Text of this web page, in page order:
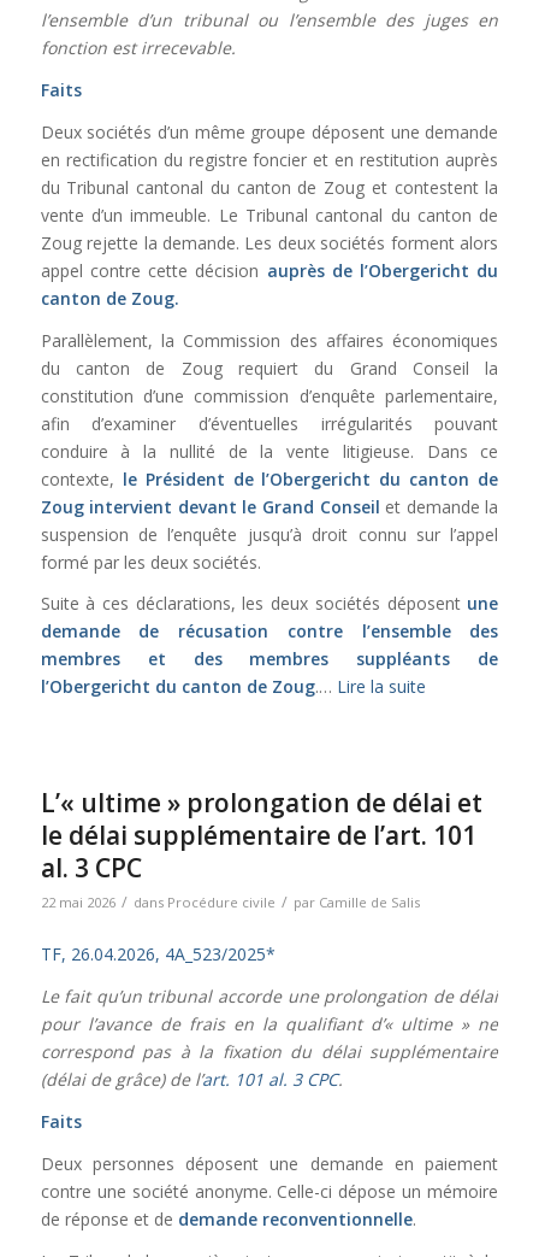
l’ensemble d’un tribunal ou l’ensemble des juges en
fonction est irrecevable.
Faits
Deux sociétés d’un même groupe déposent une demande
en rectification du registre foncier et en restitution auprès
du Tribunal cantonal du canton de Zoug et contestent la
vente d’un immeuble. Le Tribunal cantonal du canton de
Zoug rejette la demande. Les deux sociétés forment alors
appel contre cette décision auprès de l’Obergericht du
canton de Zoug.
Parallèlement, la Commission des affaires économiques
du canton de Zoug requiert du Grand Conseil la
constitution d’une commission d’enquête parlementaire,
afin d’examiner d’éventuelles irrégularités pouvant
conduire à la nullité de la vente litigieuse. Dans ce
contexte, le Président de l’Obergericht du canton de
Zoug intervient devant le Grand Conseil et demande la
suspension de l’enquête jusqu’à droit connu sur l’appel
formé par les deux sociétés.
Suite à ces déclarations, les deux sociétés déposent une
demande de récusation contre l’ensemble des
membres et des membres suppléants de
l’Obergericht du canton de Zoug.… Lire la suite
L’« ultime » prolongation de délai et
le délai supplémentaire de l’art. 101
al. 3 CPC
22 mai 2026 / dans Procédure civile / par Camille de Salis
TF, 26.04.2026, 4A_523/2025*
Le fait qu’un tribunal accorde une prolongation de délai
pour l’avance de frais en la qualifiant d’« ultime » ne
correspond pas à la fixation du délai supplémentaire
(délai de grâce) de l’art. 101 al. 3 CPC.
Faits
Deux personnes déposent une demande en paiement
contre une société anonyme. Celle-ci dépose un mémoire
de réponse et de demande reconventionnelle.